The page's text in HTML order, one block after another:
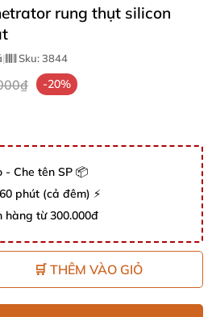
rung thụt silicon
| Sku:3844
-20%
- Che tên SP 📦
phút (cả đêm) ⚡
hàng từ 300.000đ
🛒 THÊM VÀO GIỎ